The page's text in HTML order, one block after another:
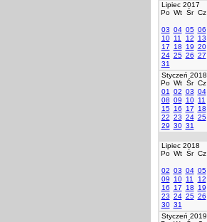
Lipiec 2017
Po Wt Śr Cz
03 04 05 06
10 11 12 13
17
18 19 20
24 25 26 27
31
Styczeń 2018
Po Wt Śr Cz
01
02 03 04
08 09 10 11
15 16 17 18
22 23 24 25
29 30 31
Lipiec 2018
Po Wt Śr Cz
02 03 04 05
09
10 11 12
16
17 18 19
23 24 25 26
30 31
Styczeń 2019